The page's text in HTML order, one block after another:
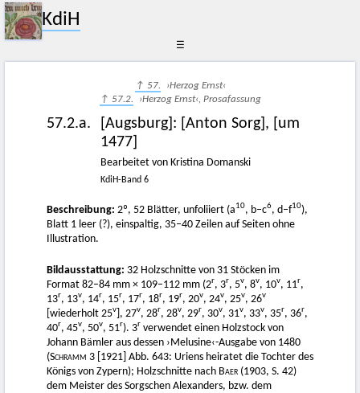
KdiH
☰
↑ 57. ›Herzog Ernst‹
↑ 57.2. ›Herzog Ernst‹, Prosafassung
57.2.a. [Augsburg] : [Anton Sorg] , [um
1477]
Bearbeitet von Kristina Domanski
KdiH-Band 6
Beschreibung: 2º, 52 Blätter, unfoliiert (a10, b–c6, d–f10),
Blatt 1 leer (?), einspaltig, 35–40 Zeilen auf Seiten ohne
Illustration.
Bildausstattung: 32 Holzschnitte von 31 Stöcken im
Format 82–84 mm × 109–112 mm (2r, 3r, 5v, 8v, 10v, 11r,
13r, 13v, 14r, 15r, 17r, 18r, 19r, 20v, 24v, 25v, 26v
[wiederholt 25v ], 27v, 28r, 28v, 29r, 30v, 31v, 33v, 35r, 36r,
40r, 45v, 50v, 51r). 3r verwendet einen Holzstock von
Johann Bämler aus dessen ›Melusine‹-Ausgabe von 1480
(Schramm 3 [1921] Abb. 643: Uriens heiratet die Tochter des
Königs von Zypern); Holzschnitte nach Baer (1903, S. 42)
dem Meister des Sorgschen Alexanders, bzw. dem